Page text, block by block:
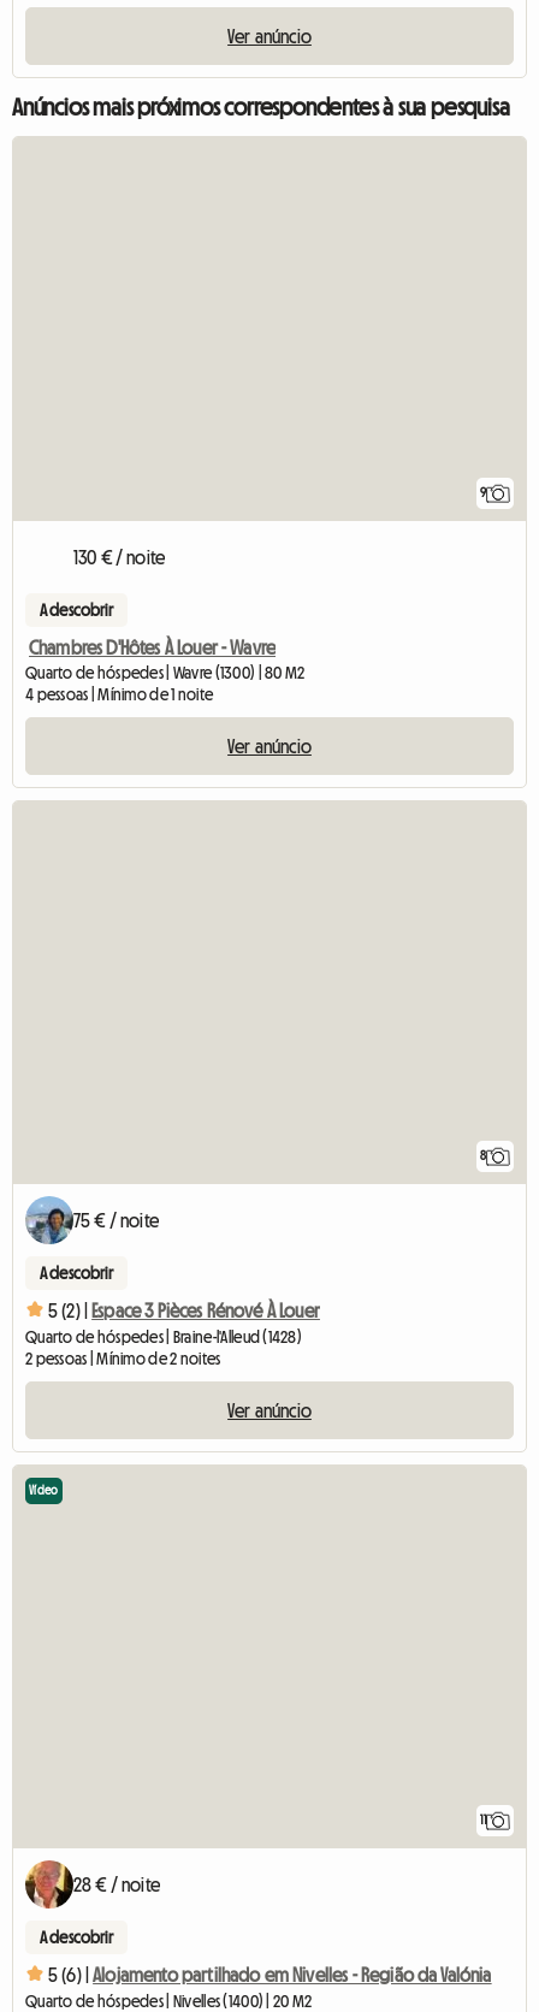
Ver anúncio
Anúncios mais próximos correspondentes à sua pesquisa
9
130 € / noite
A descobrir
Chambres D'Hôtes À Louer - Wavre
Quarto de hóspedes | Wavre (1300) | 80 M2
4 pessoas | Mínimo de 1 noite
Ver anúncio
8
75 € / noite
A descobrir
5 (2) | Espace 3 Pièces Rénové À Louer
Quarto de hóspedes | Braine-l'Alleud (1428)
2 pessoas | Mínimo de 2 noites
Ver anúncio
11
Vídeo
28 € / noite
A descobrir
5 (6) | Alojamento partilhado em Nivelles - Região da Valónia
Quarto de hóspedes | Nivelles (1400) | 20 M2